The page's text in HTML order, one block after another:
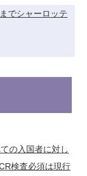
でシャーロッテ
の入国者に対し
検査必須は現行